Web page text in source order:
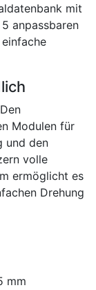
mit
anpassbaren
Modulen für
und den
volle
ermöglicht es
Drehung
mm